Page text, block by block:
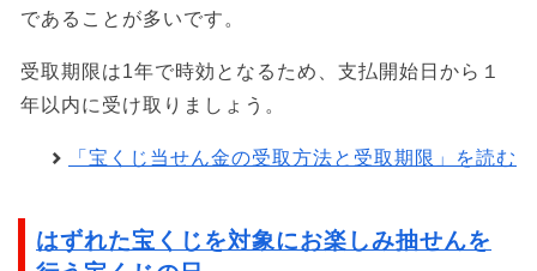
であることが多いです。
受取期限は1年で時効となるため、支払開始日から１
年以内に受け取りましょう。
「宝くじ当せん金の受取方法と受取期限」を読む
はずれた宝くじを対象にお楽しみ抽せんを